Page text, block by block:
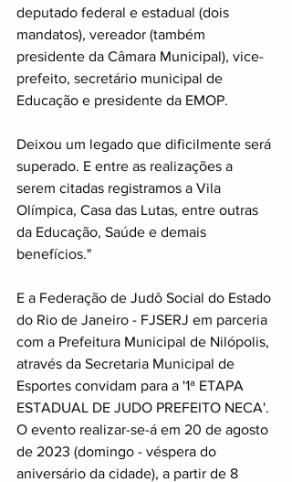
deputado federal e estadual (dois
mandatos), vereador (também
presidente da Câmara Municipal), vice-
prefeito, secretário municipal de
Educação e presidente da EMOP.
Deixou um legado que dificilmente será
superado. E entre as realizações a
serem citadas registramos a Vila
Olímpica, Casa das Lutas, entre outras
da Educação, Saúde e demais
benefícios."
E a Federação de Judô Social do Estado
do Rio de Janeiro - FJSERJ em parceria
com a Prefeitura Municipal de Nilópolis,
através da Secretaria Municipal de
Esportes convidam para a '1ª ETAPA
ESTADUAL DE JUDO PREFEITO NECA'.
O evento realizar-se-á em 20 de agosto
de 2023 (domingo - véspera do
aniversário da cidade), a partir de 8